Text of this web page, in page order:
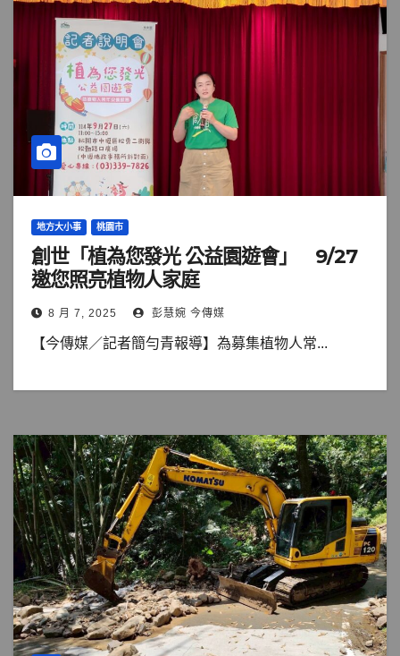
地方大小事 桃園市
創世「植為您發光 公益園遊會」 9/27
邀您照亮植物人家庭
8 月 7, 2025 彭慧婉 今傳媒
【今傳媒／記者簡勻青報導】為募集植物人常...